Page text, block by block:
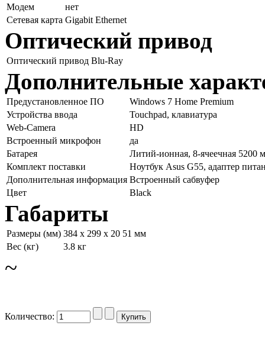
Модем
нет
Сетевая карта Gigabit Ethernet
Оптический привод
Оптический привод Blu-Ray
Дополнительные
Предустановленное ПО
Windows 7 Home Premium
Устройства ввода
Touchpad, клавиатура
Web-Camera
HD
Встроенный микрофон
да
Батарея
Литий-ионная, 8-ячеечная 5200
Комплект поставки
Ноутбук Asus G55, адаптер
Дополнительная информация Встроенный сабвуфер
Цвет
Black
Габариты
Размеры (мм) 384 x 299 x 20 51 мм
Вес (кг)
3.8 кг
~
Количество: